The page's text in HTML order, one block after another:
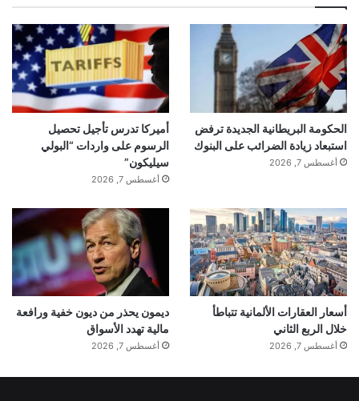
الحكومة البريطانية الجديدة ترفض
استبعاد زيادة الضرائب على البنوك
أغسطس 7, 2026
أميركا تدرس تأجيل تحصيل
الرسوم على واردات “البولي
سيليكون”
أغسطس 7, 2026
أسعار العقارات الألمانية تتباطأ
خلال الربع الثاني
أغسطس 7, 2026
ديمون يحذر من ديون خفية ورافعة
مالية تهدد الأسواق
أغسطس 7, 2026